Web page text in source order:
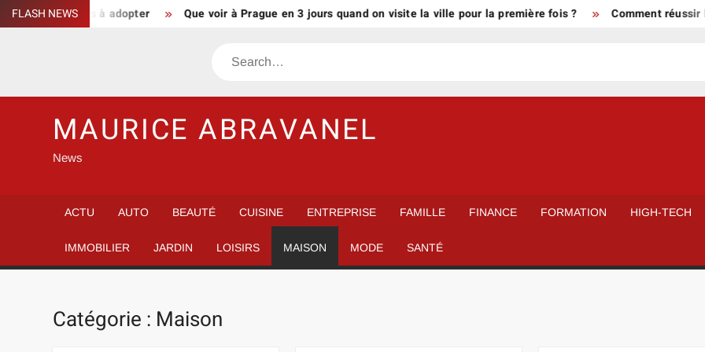
Skip
to
FLASH NEWS
nuances à adopter Que voir à Prague en 3 jours quand on visite la ville pour la première fois ? Comment réussir les
Search
MAURICE ABRAVANEL
News
ACTU AUTO BEAUTÉ CUISINE ENTREPRISE FAMILLE FINANCE FORMATION HIGH-TECH
IMMOBILIER JARDIN LOISIRS MAISON MODE SANTÉ
Catégorie : Maison